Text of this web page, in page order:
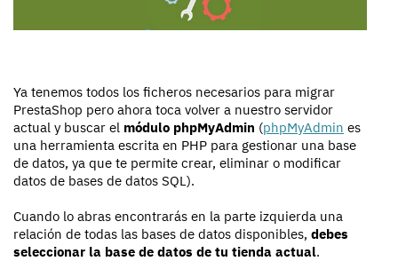
Ya tenemos todos los ficheros necesarios para migrar
PrestaShop pero ahora toca volver a nuestro servidor
actual y buscar el módulo phpMyAdmin (phpMyAdmin es
una herramienta escrita en PHP para gestionar una base
de datos, ya que te permite crear, eliminar o modificar
datos de bases de datos SQL).
Cuando lo abras encontrarás en la parte izquierda una
relación de todas las bases de datos disponibles, debes
seleccionar la base de datos de tu tienda actual.